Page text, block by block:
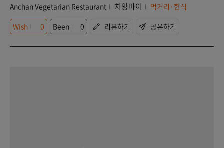
Anchan Vegetarian Restaurant 치앙마이
먹거리·한식
Wish
0 Been 0 리뷰하기 공유하기